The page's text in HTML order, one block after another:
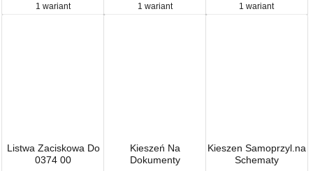
1 wariant 1 wariant 1 wariant
Listwa Zaciskowa Do
0374 00
Kieszeń Na
Dokumenty
Kieszen Samoprzyl.na
Schematy